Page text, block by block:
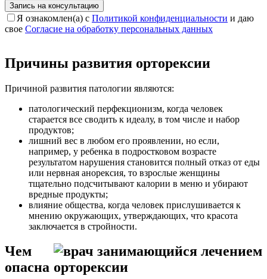
Запись на консультацию
Я ознакомлен(а) с Политикой конфиденциальности и даю
свое Согласие на обработку персональных данных
Причины развития орторексии
Причиной развития патологии являются:
патологический перфекционизм, когда человек
старается все сводить к идеалу, в том числе и набор
продуктов;
лишний вес в любом его проявлении, но если,
например, у ребенка в подростковом возрасте
результатом нарушения становится полный отказ от еды
или нервная анорексия, то взрослые женщины
тщательно подсчитывают калории в меню и убирают
вредные продукты;
влияние общества, когда человек прислушивается к
мнению окружающих, утверждающих, что красота
заключается в стройности.
Чем
опасна